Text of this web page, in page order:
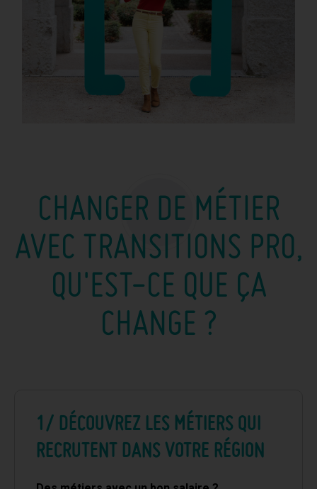
CHANGER DE MÉTIER
AVEC TRANSITIONS PRO,
QU'EST-CE QUE ÇA
CHANGE ?
1/ DÉCOUVREZ LES MÉTIERS QUI
RECRUTENT DANS VOTRE RÉGION